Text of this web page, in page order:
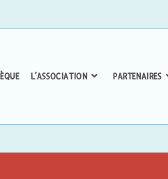
L’ASSOCIATION PARTENAIRES